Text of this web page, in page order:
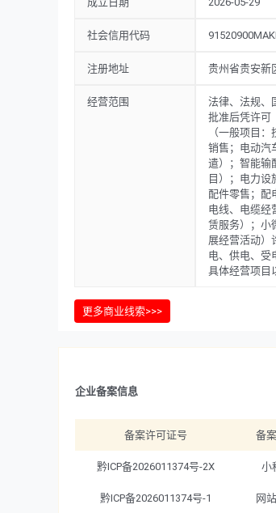
社会信用代码
注册地址 贵州省贵安新
经营范围
法律、法规、
批准后凭许可
（一般项目
销售；电动汽
遣）；智能输
目）；电力
配件零售；配
电线、电缆经
赁服务）；小
展经营活动）
电、供电、受
具体经营项目
更多商业线索>>>
企业备案信息
备案许可证号 备
黔ICP备2026011374号-2X 小
黔ICP备2026011374号-1 网